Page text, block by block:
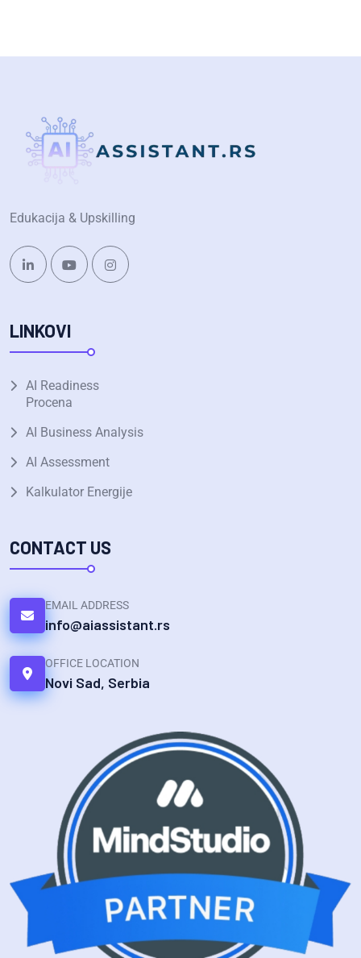
Edukacija & Upskilling
LINKOVI
AI Readiness
Procena
AI Business Analysis
AI Assessment
Kalkulator Energije
CONTACT US
EMAIL ADDRESS
info@aiassistant.rs
OFFICE LOCATION
Novi Sad, Serbia